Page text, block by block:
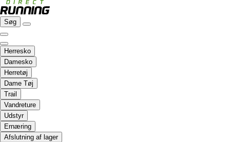
Søg
Herresko
Damesko
Herretøj
Dame Tøj
Trail
Vandreture
Udstyr
Ernæring
Afslutning af lager